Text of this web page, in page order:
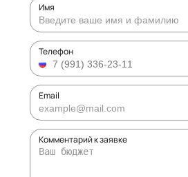
Имя
Телефон
Email
Комментарий к заявке